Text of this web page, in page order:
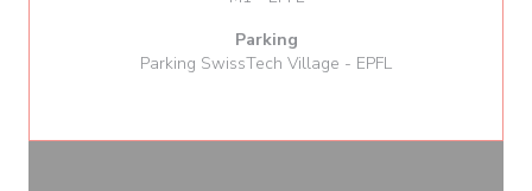
Parking
Parking SwissTech Village - EPFL